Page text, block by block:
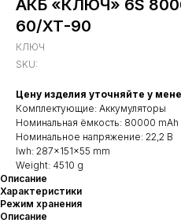
АКБ «КЛЮЧ» 6S
60/ХТ-90
КЛЮЧ
SKU:
Цену изделия уточняйте у
Комплектующие: Аккумуляторы
Номинальная ёмкость: 80000 mAh
Номинальное напряжение: 22,2 В
lwh: 287x151x55 mm
Weight: 4510 g
Описание
Характеристики
Режим хранения
Описание